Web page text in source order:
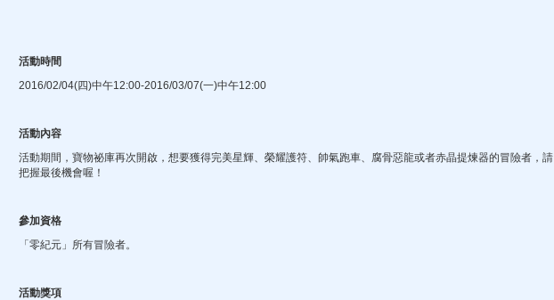
活動時間
2016/02/04(四)中午12:00-2016/03/07(一)中午12:00
活動內容
活動期間，寶物祕庫再次開啟，想要獲得完美星輝、榮耀護符、帥氣跑車、腐骨惡龍或者赤晶提煉器的冒險者，請
把握最後機會喔！
參加資格
「零紀元」所有冒險者。
活動獎項